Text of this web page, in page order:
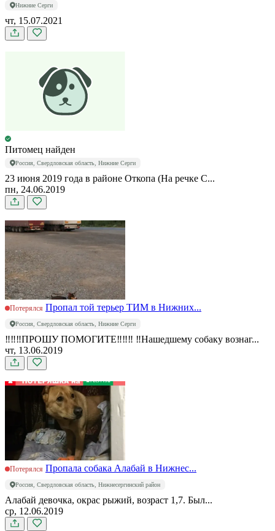
Нижние Серги
чт, 15.07.2021
Питомец найден
Россия, Свердловская область, Нижние Серги
23 июня 2019 года в районе Откопа (На речке С...
пн, 24.06.2019
Потерялся Пропал той терьер ТИМ в Нижних...
Россия, Свердловская область, Нижние Серги
‼‼‼ПРОШУ ПОМОГИТЕ‼‼‼ ‼Нашедшему собаку вознаг...
чт, 13.06.2019
Потерялся Пропала собака Алабай в Нижнес...
Россия, Свердловская область, Нижнесергинский район
Алабай девочка, окрас рыжий, возраст 1,7. Был...
ср, 12.06.2019